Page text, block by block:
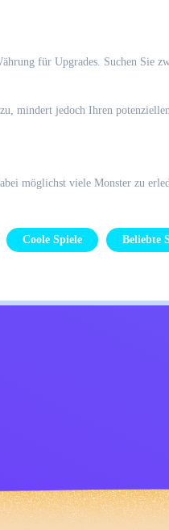
für Upgrades. Suchen Sie
mindert jedoch Ihren
möglichst viele Monster zu
Coole Spiele Beliebte